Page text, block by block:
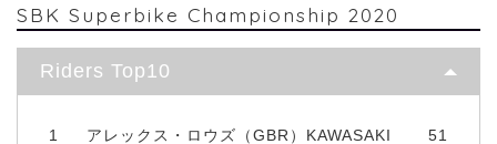
SBK Superbike Championship 2020
Riders Top10
1 アレックス・ロウズ（GBR）KAWASAKI 51